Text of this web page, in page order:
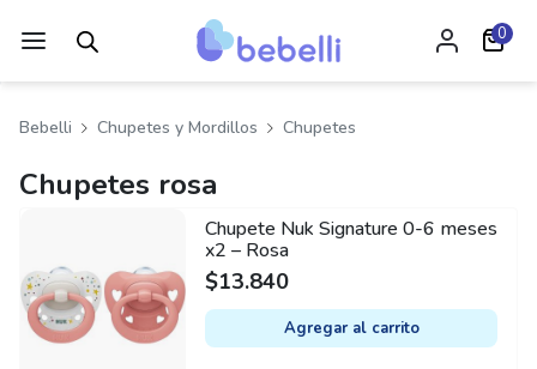
0
Bebelli Chupetes y Mordillos Chupetes
Chupetes rosa
Chupete Nuk Signature 0-6 meses
x2 – Rosa
$13.840
Agregar al carrito